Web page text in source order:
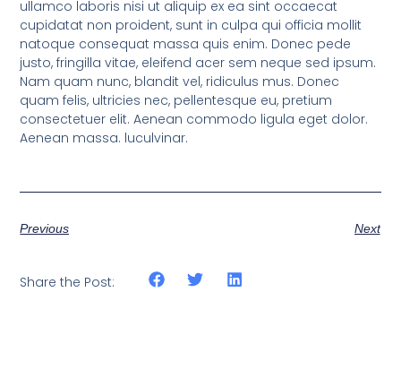
ullamco laboris nisi ut aliquip ex ea sint occaecat
cupidatat non proident, sunt in culpa qui officia mollit
natoque consequat massa quis enim. Donec pede
justo, fringilla vitae, eleifend acer sem neque sed ipsum.
Nam quam nunc, blandit vel, ridiculus mus. Donec
quam felis, ultricies nec, pellentesque eu, pretium
consectetuer elit. Aenean commodo ligula eget dolor.
Aenean massa. luculvinar.
Previous Next
Share the Post: